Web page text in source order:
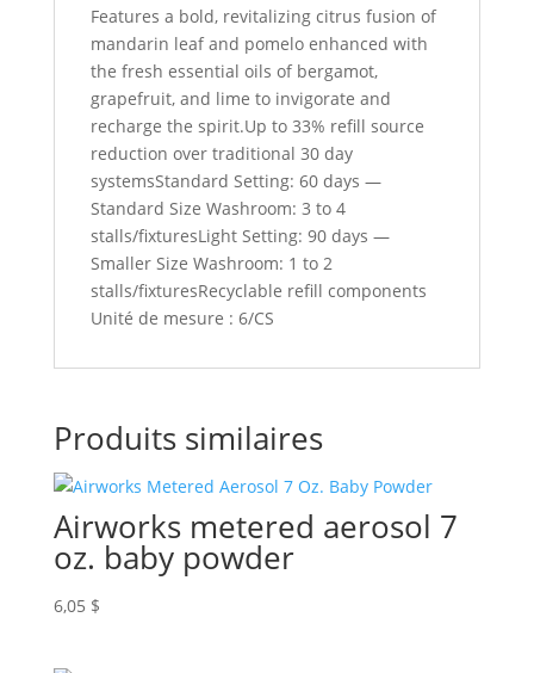
Features a bold, revitalizing citrus fusion of
mandarin leaf and pomelo enhanced with
the fresh essential oils of bergamot,
grapefruit, and lime to invigorate and
recharge the spirit.Up to 33% refill source
reduction over traditional 30 day
systemsStandard Setting: 60 days —
Standard Size Washroom: 3 to 4
stalls/fixturesLight Setting: 90 days —
Smaller Size Washroom: 1 to 2
stalls/fixturesRecyclable refill components
Unité de mesure : 6/CS
Produits similaires
Airworks metered aerosol 7
oz. baby powder
6,05 $